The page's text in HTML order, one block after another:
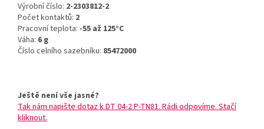
Výrobní číslo: 2-2303812-2
Počet kontaktů: 2
Pracovní teplota: -55 až 125°C
Váha: 6 g
Číslo celního sazebníku: 85472000
Ještě není vše jasné?
Tak nám napište dotaz k DT 04-2 P-TN81. Rádi odpovíme. Stačí
kliknout.